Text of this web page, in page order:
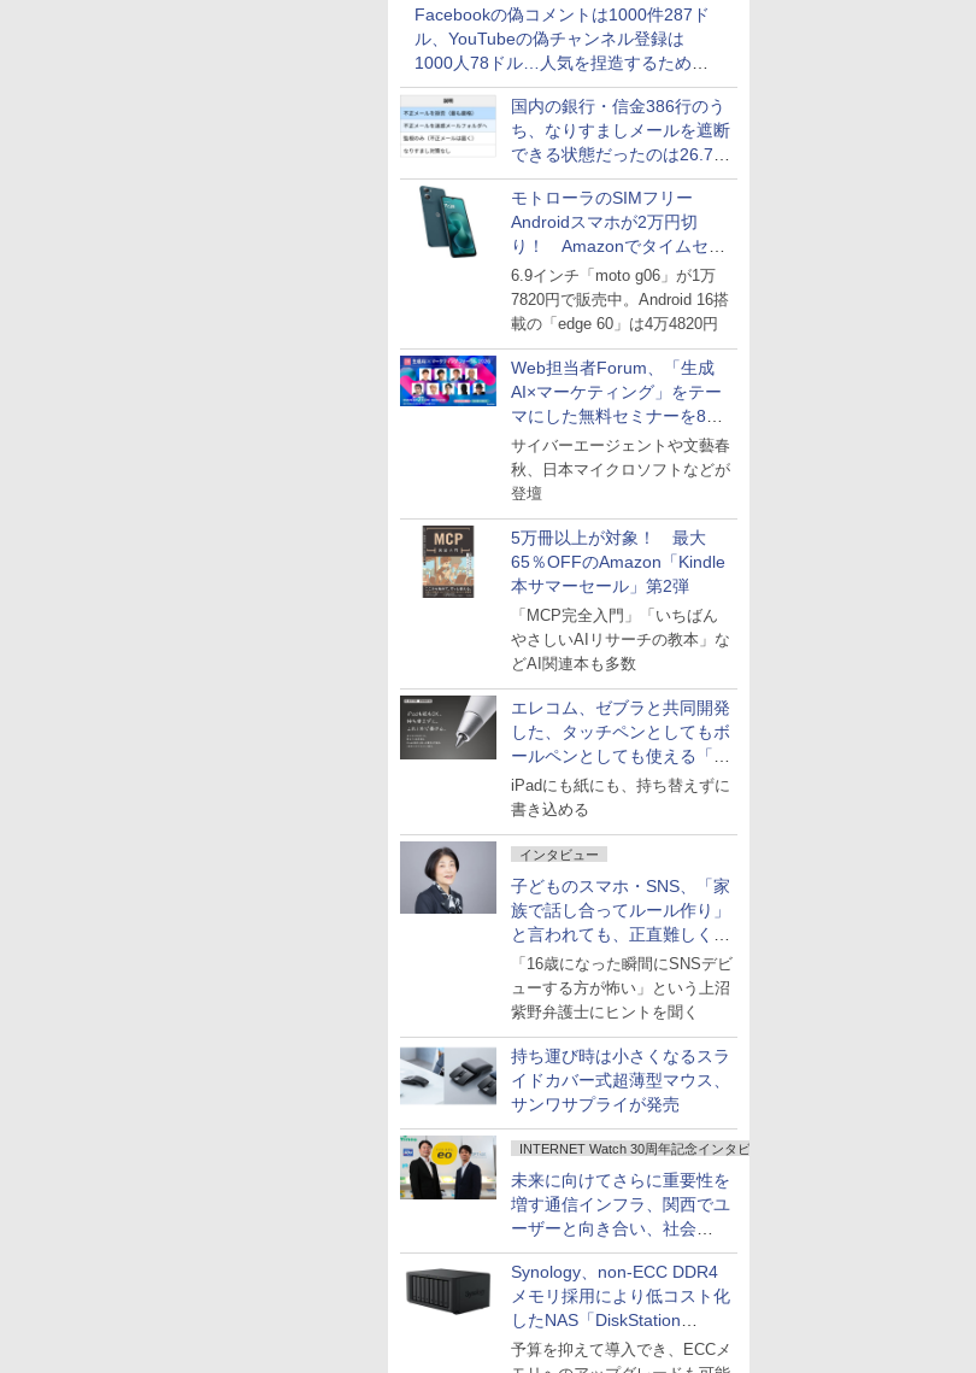
Facebookの偽コメントは1000件287ド
ル、YouTubeの偽チャンネル登録は
1000人78ドル…人気を捏造するための
価格リストが公開中
国内の銀行・信金386行のう
ち、なりすましメールを遮断
できる状態だったのは26.7％
にとどまる～GMOブランド
セキュリティ調査
モトローラのSIMフリー
Androidスマホが2万円切
り！ Amazonでタイムセー
ル
6.9インチ「moto g06」が1万
7820円で販売中。Android 16搭
載の「edge 60」は4万4820円
Web担当者Forum、「生成
AI×マーケティング」をテー
マにした無料セミナーを8月
27日にオンライン開催
サイバーエージェントや文藝春
秋、日本マイクロソフトなどが
登壇
5万冊以上が対象！ 最大
65％OFFのAmazon「Kindle
本サマーセール」第2弾
「MCP完全入門」「いちばん
やさしいAIリサーチの教本」な
どAI関連本も多数
エレコム、ゼブラと共同開発
した、タッチペンとしてもボ
ールペンとしても使える「ス
タイラスツーウェイ」発売
iPadにも紙にも、持ち替えずに
書き込める
インタビュー
子どものスマホ・SNS、「家
族で話し合ってルール作り」
と言われても、正直難しくな
いですか？
「16歳になった瞬間にSNSデビ
ューする方が怖い」という上沼
紫野弁護士にヒントを聞く
持ち運び時は小さくなるスラ
イドカバー式超薄型マウス、
サンワサプライが発売
INTERNET Watch 30周年記念インタビュー
未来に向けてさらに重要性を
増す通信インフラ、関西でユ
ーザーと向き合い、社会
の“あたらしい”を起動し続け
る～オプテージ
Synology、non-ECC DDR4
メモリ採用により低コスト化
したNAS「DiskStation
neo+」シリーズ
予算を抑えて導入でき、ECCメ